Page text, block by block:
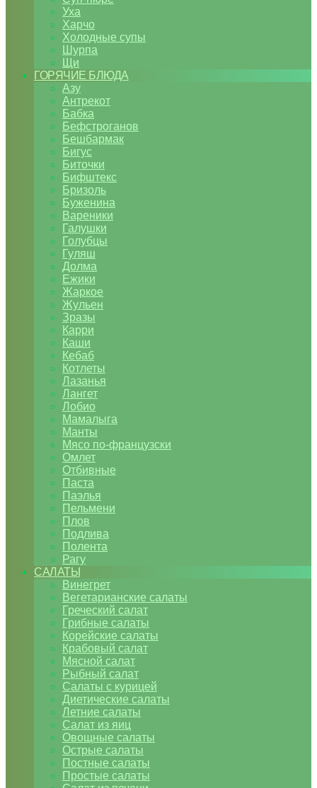
Уха
Харчо
Холодные супы
Шурпа
Щи
ГОРЯЧИЕ БЛЮДА
Азу
Антрекот
Бабка
Бефстроганов
Бешбармак
Бигус
Биточки
Бифштекс
Бризоль
Буженина
Вареники
Галушки
Голубцы
Гуляш
Долма
Ежики
Жаркое
Жульен
Зразы
Карри
Каши
Кебаб
Котлеты
Лазанья
Лангет
Лобио
Мамалыга
Манты
Мясо по-французски
Омлет
Отбивные
Паста
Паэлья
Пельмени
Плов
Подлива
Полента
Рагу
САЛАТЫ
Винегрет
Вегетарианские салаты
Греческий салат
Грибные салаты
Корейские салаты
Крабовый салат
Мясной салат
Рыбный салат
Салаты с курицей
Диетические салаты
Летние салаты
Салат из яиц
Овощные салаты
Острые салаты
Постные салаты
Простые салаты